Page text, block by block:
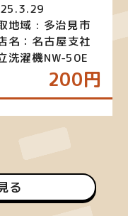
地域 : 多治見市
名：名古屋支社
洗濯機NW-50E
200円
る